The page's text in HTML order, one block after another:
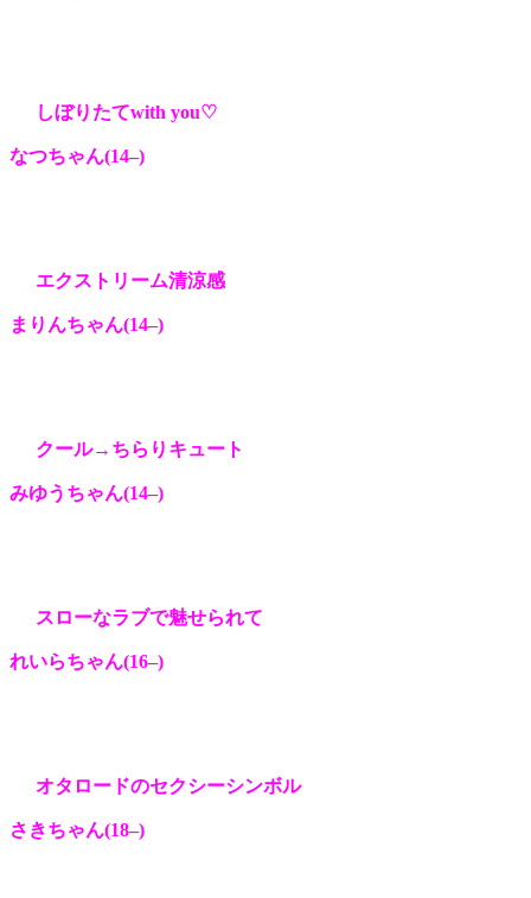
しぼりたてwith you♡
なつちゃん(14–)
エクストリーム清涼感
まりんちゃん(14–)
クール→ちらりキュート
みゆうちゃん(14–)
スローなラブで魅せられて
れいらちゃん(16–)
オタロードのセクシーシンボル
さきちゃん(18–)